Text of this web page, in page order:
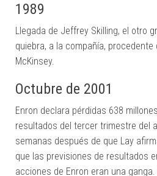
1989
Llegada de Jeffrey Skilling, el otro
quiebra, a la compañía,
McKinsey.
Octubre de 2001
Enron declara pérdidas 638
resultados del tercer trimestre del
semanas después de que Lay
que las previsiones de resultados
acciones de Enron eran una